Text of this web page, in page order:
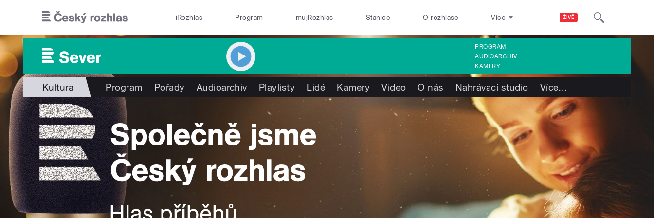
ŽIVĚ
iRozhlas Program mujRozhlas Stanice O rozhlase Více
PROGRAM
AUDIOARCHIV
KAMERY
Kultura Program Pořady Audioarchiv Playlisty Lidé Kamery Video O nás Nahrávací studio Více…